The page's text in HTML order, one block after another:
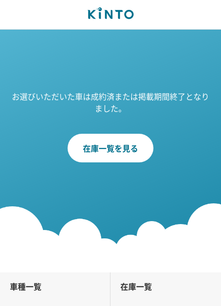
お選びいただいた車は成約済または掲載期間終了となり
ました。
在庫一覧を見る
車種一覧 在庫一覧